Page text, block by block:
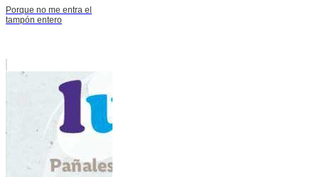
Porque no me entra el
tampón entero